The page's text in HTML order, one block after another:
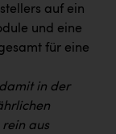
auf ein
und eine
für eine
in der
aus